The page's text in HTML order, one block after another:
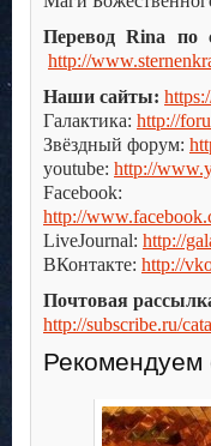
Перевод Rina по
http://
Наши сайты:
Галактика: http://
Звёздный форум:
youtube: http://
Facebook:
http://
LiveJournal: http://
ВКонтакте: http://
Почтовая
http://subscribe.ru/
Рекомендуем